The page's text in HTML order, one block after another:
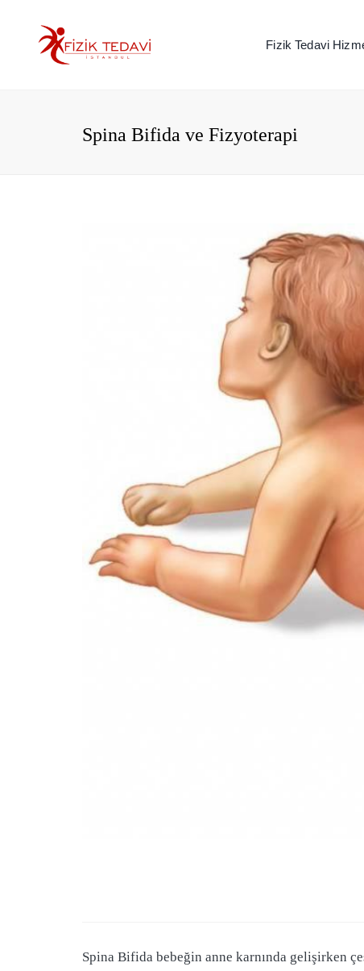
Fizik Tedavi
Spina Bifida ve Fizyoterapi
Spina Bifida bebeğin anne karnında gelişirken